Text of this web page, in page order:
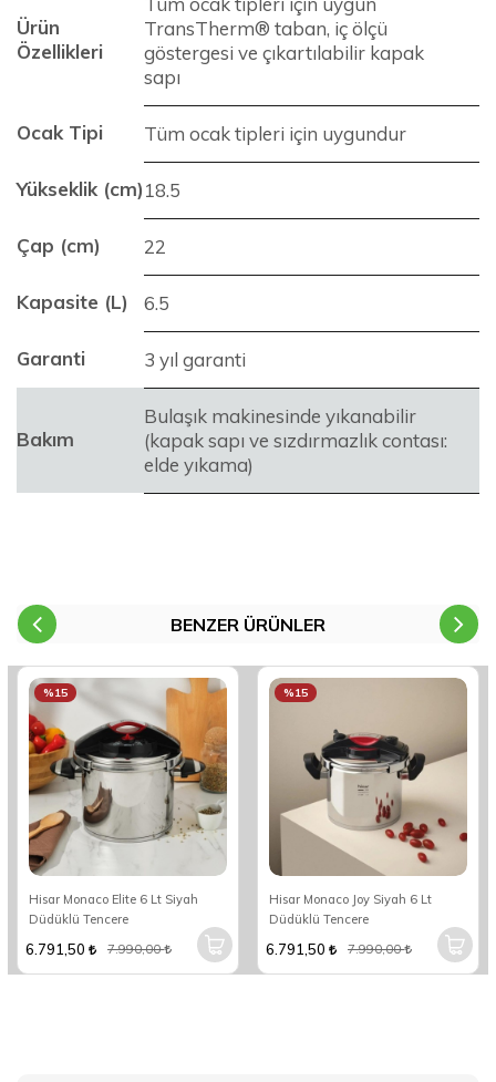
Ürün
Özellikleri
TransTherm® taban, iç ölçü
göstergesi ve çıkartılabilir kapak
sapı
Ocak Tipi Tüm ocak tipleri için uygundur
Yükseklik (cm)18.5
Çap (cm) 22
Kapasite (L) 6.5
Garanti 3 yıl garanti
Bakım
Bulaşık makinesinde yıkanabilir
(kapak sapı ve sızdırmazlık contası:
elde yıkama)
BENZER ÜRÜNLER
Hisar Monaco Elite 6 Lt Siyah
Düdüklü Tencere
%15
6.791,50 7.990,00
Hisar Monaco Joy Siyah 6 Lt
Düdüklü Tencere
%15
6.791,50 7.990,00